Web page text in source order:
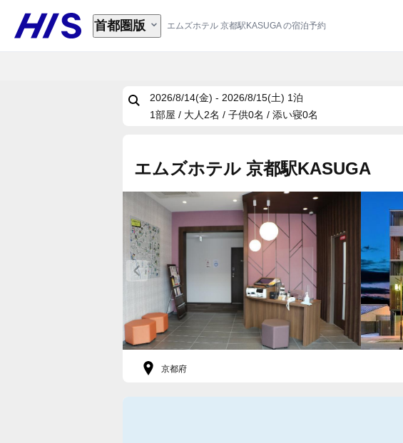
エムズホテル 京都駅KASUGA の宿泊予約
首都圏版
2026/8/14(金) - 2026/8/15(土) 1泊
1部屋 / 大人2名 / 子供0名 / 添い寝0名
エムズホテル 京都駅KASUGA
京都府